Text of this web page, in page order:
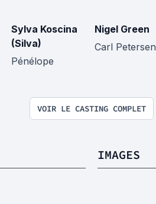
Sylva Koscina
(Silva)
Pénélope
Nigel Green
Carl Petersen
VOIR LE CASTING COMPLET
IMAGES